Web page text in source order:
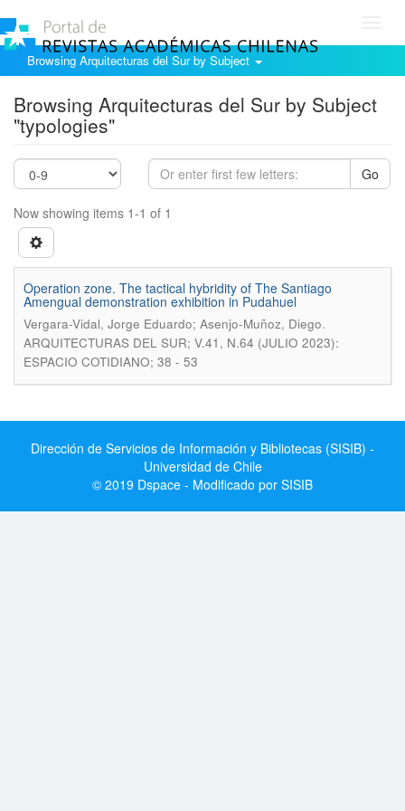
Browsing Arquitecturas del Sur by Subject
Browsing Arquitecturas del Sur by Subject
"typologies"
Go
Now showing items 1-1 of 1
Operation zone. The tactical hybridity of The Santiago
Amengual demonstration exhibition in Pudahuel
Vergara-Vidal, Jorge Eduardo; Asenjo-Muñoz, Diego.
ARQUITECTURAS DEL SUR; V.41, N.64 (JULIO 2023):
ESPACIO COTIDIANO; 38 - 53
Dirección de Servicios de Información y Bibliotecas (SISIB) -
Universidad de Chile
© 2019 Dspace - Modificado por SISIB